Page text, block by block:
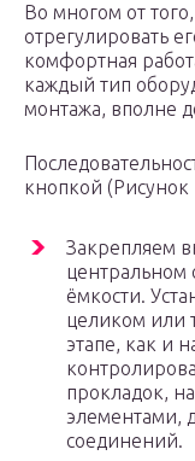
Во многом от
отрегулировать
комфортная
каждый тип
монтажа, вполне
кнопкой
Закрепляем
центральном
ёмкости.
целиком или
этапе, как и
прокладок,
элементами,
соединений.